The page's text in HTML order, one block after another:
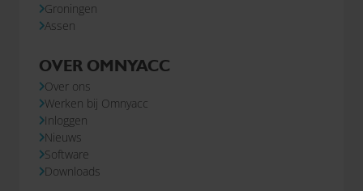
Groningen
Assen
OVER OMNYACC
Over ons
Werken bij Omnyacc
Inloggen
Nieuws
Software
Downloads